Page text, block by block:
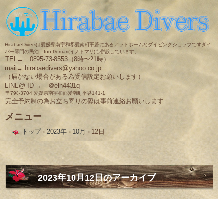
HirabaeDiversは愛媛県南宇和郡愛南町平碆にあるアットホームなダイビングショップですダイ
バー専門の民泊 Ino Domari(イノドマリ)も併設しています。
TEL→ 0895-73-8553（8時〜21時）
mail→ hirabaedivers@yahoo.co.jp
（届かない場合がある為受信設定お願いします）
LINE@ ID → ＠elh4431q
〒798-3704 愛媛県南宇和郡愛南町平碆141-1
完全予約制の為お立ち寄りの際は事前連絡お願いします
メニュー
へ
ス
キ
ッ
トップ › 2023年 › 10月 › 12日
2023年10月12日のアーカイブ